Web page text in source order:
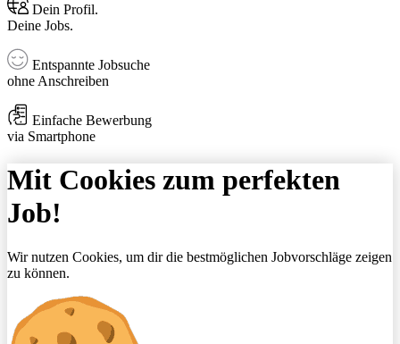
Dein Profil.
Deine Jobs.
Entspannte Jobsuche
ohne Anschreiben
Einfache Bewerbung
via Smartphone
Mit Cookies zum perfekten
Job!
Wir nutzen Cookies, um dir die bestmöglichen Jobvorschläge zeigen
zu können.